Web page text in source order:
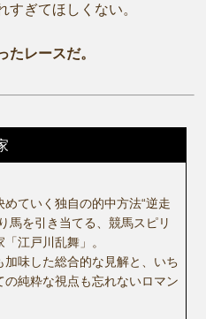
すぎてほしくない。
たレースだ。
めていく独自の的中方法“逆走
馬を引き当てる、競馬スピリ
江戸川乱舞」。
加味した総合的な見解と、いち
の純粋な視点も忘れないロマン